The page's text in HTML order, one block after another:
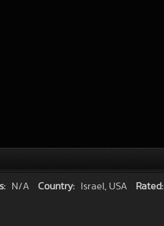
N/A Country: Israel, USA Rated: